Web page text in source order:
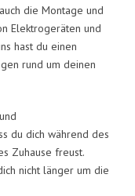
die Montage und
Elektrogeräten und
hast du einen
rund um deinen
du dich während des
Zuhause freust.
nicht länger um die